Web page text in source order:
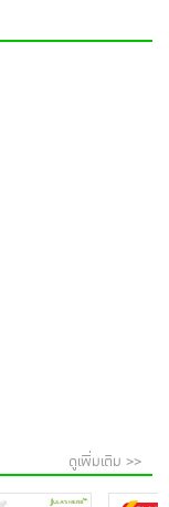
ดูเพิ่มเติม >>